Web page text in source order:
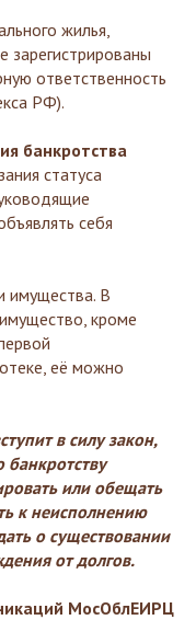
жилья,
зарегистрированы
ответственность
РФ).
банкротства
статуса
себя
имущества. В
кроме
её можно
в силу закон,
или обещать
к неисполнению
о существовании
от долгов.
МосОблЕИРЦ